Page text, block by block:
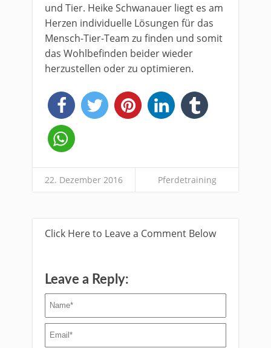
und Tier. Heike Schwanauer liegt es am
Herzen individuelle Lösungen für das
Mensch-Tier-Team zu finden und somit
das Wohlbefinden beider wieder
herzustellen oder zu optimieren.
22. Dezember 2016 Pferdetraining
Click Here to Leave a Comment Below
Leave a Reply: